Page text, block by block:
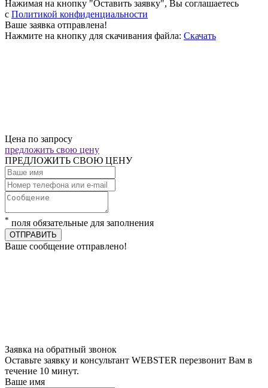
Нажимая на кнопку "Оставить заявку", Вы соглашаетесь
c Политикой конфиденциальности
Ваше заявка отправлена!
Нажмите на кнопку для скачивания файла: Скачать
Цена по запросу
предложить свою цену
ПРЕДЛОЖИТЬ СВОЮ ЦЕНУ
* поля обязательные для заполнения
ОТПРАВИТЬ
Ваше сообщение отправлено!
Заявка на обратный звонок
Оставьте заявку и консультант WEBSTER перезвонит Вам в
течение 10 минут.
Ваше имя